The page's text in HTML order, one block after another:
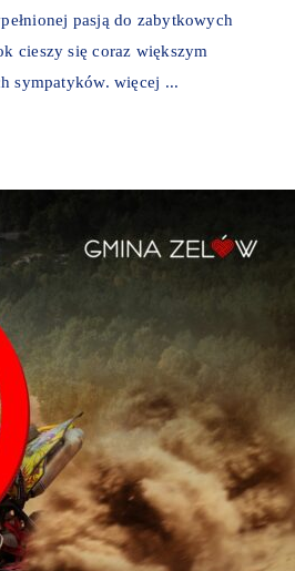
pasją do zabytkowych
cieszy się coraz większym
sympatyków. więcej ...